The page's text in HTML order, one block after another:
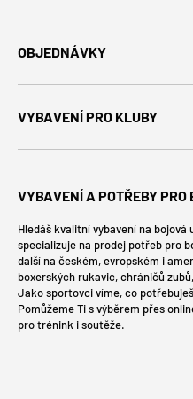
OBJEDNÁVKY
VYBAVENÍ PRO KLUBY
VYBAVENÍ A POTŘEBY PRO
Hledáš kvalitní vybavení na bojová
specializuje na prodej potřeb pro
další na českém, evropském i
boxerských rukavic, chráničů
Jako sportovci víme, co
Pomůžeme Ti s výběrem přes
pro trénink i soutěže.